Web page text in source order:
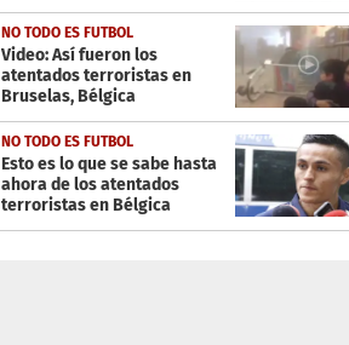
NO TODO ES FUTBOL
Video: Así fueron los
atentados terroristas en
Bruselas, Bélgica
NO TODO ES FUTBOL
Esto es lo que se sabe hasta
ahora de los atentados
terroristas en Bélgica